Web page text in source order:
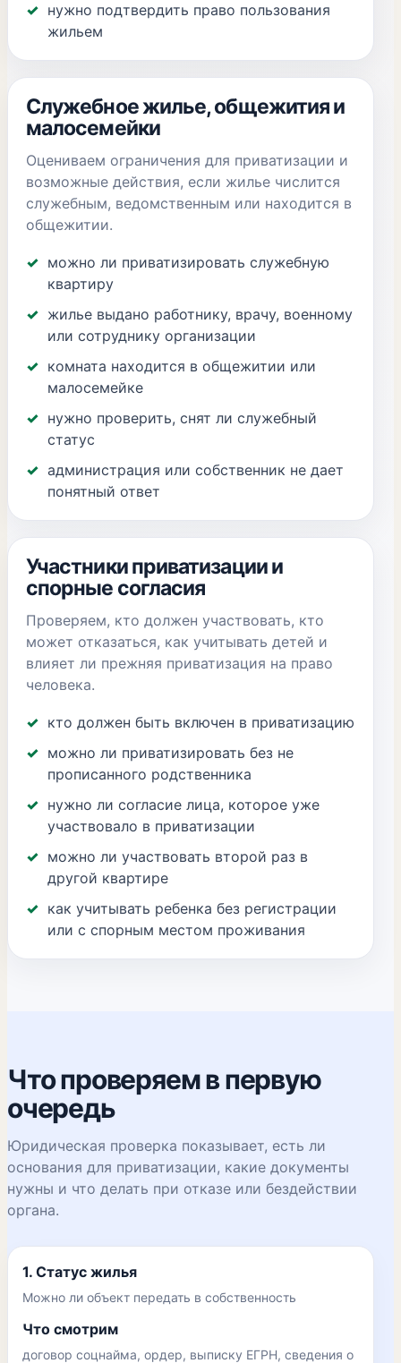
нужно подтвердить право пользования
жильем
Служебное жилье, общежития и
малосемейки
Оцениваем ограничения для приватизации и
возможные действия, если жилье числится
служебным, ведомственным или находится в
общежитии.
можно ли приватизировать служебную
квартиру
жилье выдано работнику, врачу, военному
или сотруднику организации
комната находится в общежитии или
малосемейке
нужно проверить, снят ли служебный
статус
администрация или собственник не дает
понятный ответ
Участники приватизации и
спорные согласия
Проверяем, кто должен участвовать, кто
может отказаться, как учитывать детей и
влияет ли прежняя приватизация на право
человека.
кто должен быть включен в приватизацию
можно ли приватизировать без не
прописанного родственника
нужно ли согласие лица, которое уже
участвовало в приватизации
можно ли участвовать второй раз в
другой квартире
как учитывать ребенка без регистрации
или с спорным местом проживания
Что проверяем в первую
очередь
Юридическая проверка показывает, есть ли
основания для приватизации, какие документы
нужны и что делать при отказе или бездействии
органа.
1. Статус жилья
Можно ли объект передать в собственность
Что смотрим
договор соцнайма, ордер, выписку ЕГРН, сведения о